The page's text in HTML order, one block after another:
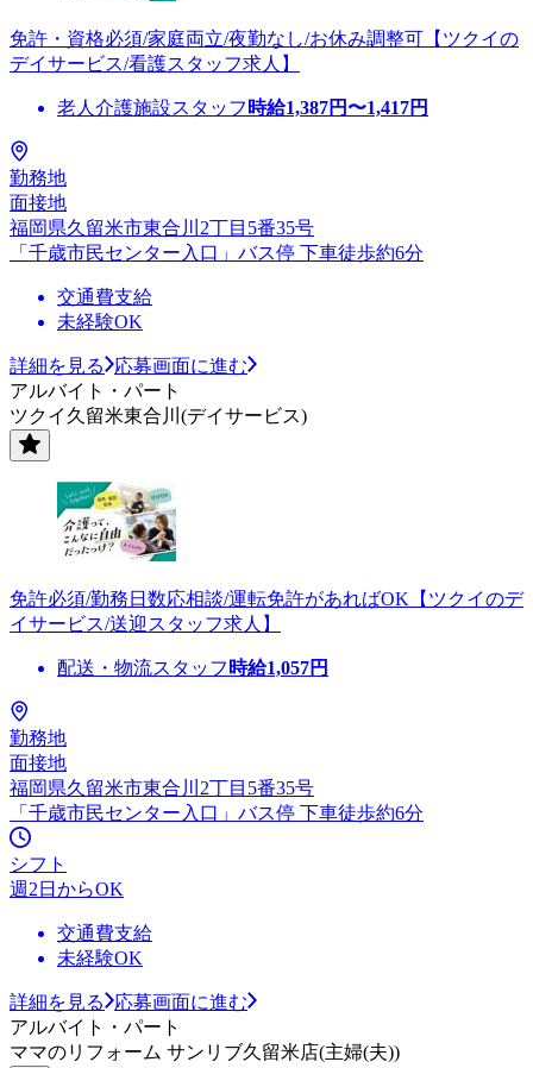
免許・資格必須/家庭両立/夜勤なし/お休み調整可【ツクイの
デイサービス/看護スタッフ求人】
老人介護施設スタッフ 時給1,387円〜1,417円
勤務地
面接地
福岡県久留米市東合川2丁目5番35号
「千歳市民センター入口」バス停 下車徒歩約6分
交通費支給
未経験OK
詳細を見る
応募画面に進む
アルバイト・パート
ツクイ久留米東合川(デイサービス)
免許必須/勤務日数応相談/運転免許があればOK【ツクイのデ
イサービス/送迎スタッフ求人】
配送・物流スタッフ 時給1,057円
勤務地
面接地
福岡県久留米市東合川2丁目5番35号
「千歳市民センター入口」バス停 下車徒歩約6分
シフト
週2日からOK
交通費支給
未経験OK
詳細を見る
応募画面に進む
アルバイト・パート
ママのリフォーム サンリブ久留米店(主婦(夫))